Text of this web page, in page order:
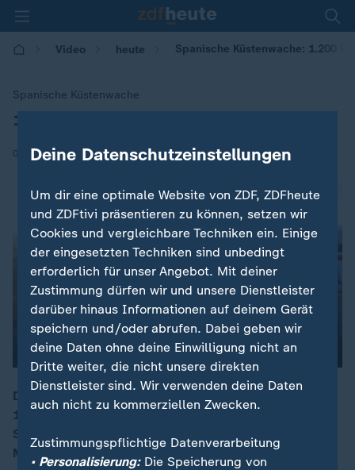
Video heute Spanische Küstenwache: 1.200
Spanische Küstenwache
:1.200 Flüchtlinge gerettet
08.10.2018 | 11:17
00:04
Die spanische Küstenwache hat am Wochenende fast
1200 Bootsflüchtlinge aus dem Mittelmeer gerettet.
Spanien ist inzwischen zum Hauptankunftsland von
Migranten in Europa geworden.
Deine Datenschutzeinstellungen
Um dir eine optimale Website von ZDF, ZDFheute
und ZDFtivi präsentieren zu können, setzen wir
Cookies und vergleichbare Techniken ein. Einige
der eingesetzten Techniken sind unbedingt
erforderlich für unser Angebot. Mit deiner
Zustimmung dürfen wir und unsere Dienstleister
darüber hinaus Informationen auf deinem Gerät
speichern und/oder abrufen. Dabei geben wir
deine Daten ohne deine Einwilligung nicht an
Dritte weiter, die nicht unsere direkten
Dienstleister sind. Wir verwenden deine Daten
auch nicht zu kommerziellen Zwecken.
Zustimmungspflichtige Datenverarbeitung
• Personalisierung:Die Speicherung von